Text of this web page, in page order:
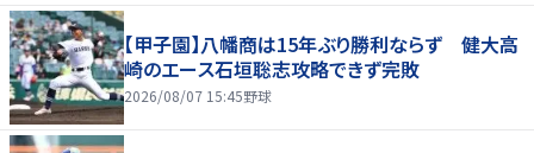
【甲子園】八幡商は15年ぶり勝利ならず 健大高
崎のエース石垣聡志攻略できず完敗
2026/08/07 15:45野球